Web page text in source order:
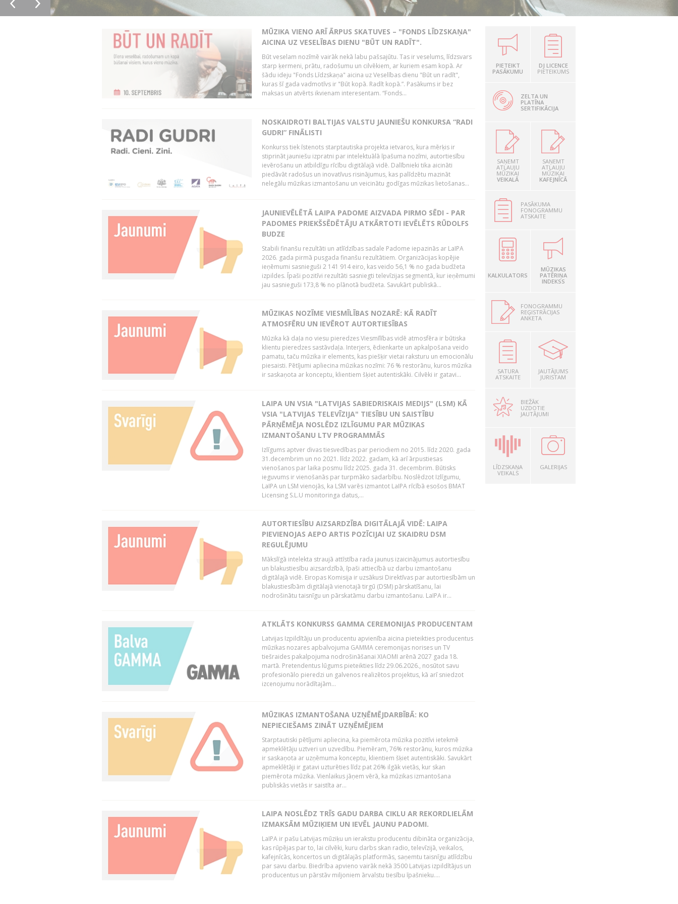
MŪZIKA VIENO ARĪ ĀRPUS SKATUVES – "FONDS LĪDZSKAŅA"
AICINA UZ VESELĪBAS DIENU "BŪT UN RADĪT".
Būt veselam nozīmē vairāk nekā labu pašsajūtu. Tas ir veselums, līdzsvars
starp ķermeni, prātu, radošumu un cilvēkiem, ar kuriem esam kopā. Ar
šādu ideju "Fonds Līdzskaņa" aicina uz Veselības dienu "Būt un radīt",
kuras šī gada vadmotīvs ir "Būt kopā. Radīt kopā.”. Pasākums ir bez
maksas un atvērts ikvienam interesentam. “Fonds...
NOSKAIDROTI BALTIJAS VALSTU JAUNIEŠU KONKURSA “RADI
GUDRI” FINĀLISTI
Konkurss tiek īstenots starptautiska projekta ietvaros, kura mērķis ir
stiprināt jauniešu izpratni par intelektuālā īpašuma nozīmi, autortiesību
ievērošanu un atbildīgu rīcību digitālajā vidē. Dalībnieki tika aicināti
piedāvāt radošus un inovatīvus risinājumus, kas palīdzētu mazināt
nelegālu mūzikas izmantošanu un veicinātu godīgas mūzikas lietošanas...
JAUNIEVĒLĒTĀ LAIPA PADOME AIZVADA PIRMO SĒDI - PAR
PADOMES PRIEKŠSĒDĒTĀJU ATKĀRTOTI IEVĒLĒTS RŪDOLFS
BUDZE
Stabili finanšu rezultāti un atlīdzības sadale Padome iepazinās ar LaIPA
2026. gada pirmā pusgada finanšu rezultātiem. Organizācijas kopējie
ieņēmumi sasnieguši 2 141 914 eiro, kas veido 56,1 % no gada budžeta
izpildes. Īpaši pozitīvi rezultāti sasniegti televīzijas segmentā, kur ieņēmumi
jau sasnieguši 173,8 % no plānotā budžeta. Savukārt publiskā...
MŪZIKAS NOZĪME VIESMĪLĪBAS NOZARĒ: KĀ RADĪT
ATMOSFĒRU UN IEVĒROT AUTORTIESĪBAS
Mūzika kā daļa no viesu pieredzes Viesmīlības vidē atmosfēra ir būtiska
klientu pieredzes sastāvdaļa. Interjers, ēdienkarte un apkalpošana veido
pamatu, taču mūzika ir elements, kas piešķir vietai raksturu un emocionālu
piesaisti. Pētījumi apliecina mūzikas nozīmi: 76 % restorānu, kuros mūzika
ir saskaņota ar konceptu, klientiem šķiet autentiskāki. Cilvēki ir gatavi...
LAIPA UN VSIA "LATVIJAS SABIEDRISKAIS MEDIJS" (LSM) KĀ
VSIA "LATVIJAS TELEVĪZIJA" TIESĪBU UN SAISTĪBU
PĀRŅĒMĒJA NOSLĒDZ IZLĪGUMU PAR MŪZIKAS
IZMANTOŠANU LTV PROGRAMMĀS
Izlīgums aptver divas tiesvedības par periodiem no 2015. līdz 2020. gada
31.decembrim un no 2021. līdz 2022. gadam, kā arī ārpustiesas
vienošanos par laika posmu līdz 2025. gada 31. decembrim. Būtisks
ieguvums ir vienošanās par turpmāko sadarbību. Noslēdzot Izlīgumu,
LaIPA un LSM vienojās, ka LSM varēs izmantot LaIPA rīcībā esošos BMAT
Licensing S.L.U monitoringa datus,...
AUTORTIESĪBU AIZSARDZĪBA DIGITĀLAJĀ VIDĒ: LAIPA
PIEVIENOJAS AEPO ARTIS POZĪCIJAI UZ SKAIDRU DSM
REGULĒJUMU
Mākslīgā intelekta straujā attīstība rada jaunus izaicinājumus autortiesību
un blakustiesību aizsardzībā, īpaši attiecībā uz darbu izmantošanu
digitālajā vidē. Eiropas Komisija ir uzsākusi Direktīvas par autortiesībām un
blakustiesībām digitālajā vienotajā tirgū (DSM) pārskatīšanu, lai
nodrošinātu taisnīgu un pārskatāmu darbu izmantošanu. LaIPA ir...
ATKLĀTS KONKURSS GAMMA CEREMONIJAS PRODUCENTAM
Latvijas Izpildītāju un producentu apvienība aicina pieteikties producentus
mūzikas nozares apbalvojuma GAMMA ceremonijas norises un TV
tiešraides pakalpojuma nodrošināšanai XIAOMI arēnā 2027 gada 18.
martā. Pretendentus lūgums pieteikties līdz 29.06.2026., nosūtot savu
profesionālo pieredzi un galvenos realizētos projektus, kā arī sniedzot
izcenojumu norādītajām...
MŪZIKAS IZMANTOŠANA UZŅĒMĒJDARBĪBĀ: KO
NEPIECIEŠAMS ZINĀT UZŅĒMĒJIEM
Starptautiski pētījumi apliecina, ka piemērota mūzika pozitīvi ietekmē
apmeklētāju uztveri un uzvedību. Piemēram, 76% restorānu, kuros mūzika
ir saskaņota ar uzņēmuma konceptu, klientiem šķiet autentiskāki. Savukārt
apmeklētāji ir gatavi uzturēties līdz pat 26% ilgāk vietās, kur skan
piemērota mūzika. Vienlaikus jāņem vērā, ka mūzikas izmantošana
publiskās vietās ir saistīta ar...
LAIPA NOSLĒDZ TRĪS GADU DARBA CIKLU AR REKORDLIELĀM
IZMAKSĀM MŪZIĶIEM UN IEVĒL JAUNU PADOMI.
LaIPA ir pašu Latvijas mūziķu un ierakstu producentu dibināta organizācija,
kas rūpējas par to, lai cilvēki, kuru darbs skan radio, televīzijā, veikalos,
kafejnīcās, koncertos un digitālajās platformās, saņemtu taisnīgu atlīdzību
par savu darbu. Biedrība apvieno vairāk nekā 3500 Latvijas izpildītājus un
producentus un pārstāv miljoniem ārvalstu tiesību īpašnieku....
PIETEIKT
PASĀKUMU
DJ LICENCE
PIETEIKUMS
ZELTA UN
PLATĪNA
SERTIFIKĀCIJA
SAŅEMT
ATĻAUJU
MŪZIKAI
VEIKALĀ
SAŅEMT
ATĻAUJU
MŪZIKAI
KAFEJNĪCĀ
PASĀKUMA
FONOGRAMMU
ATSKAITE
KALKULATORS
MŪZIKAS
PATĒRIŅA
INDEKSS
FONOGRAMMU
REĢISTRĀCIJAS
ANKETA
SATURA
ATSKAITE
JAUTĀJUMS
JURISTAM
BIEŽĀK
UZDOTIE
JAUTĀJUMI
LĪDZSKAŅA
VEIKALS
GALERIJAS